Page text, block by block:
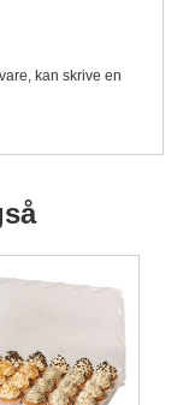
kan skrive en